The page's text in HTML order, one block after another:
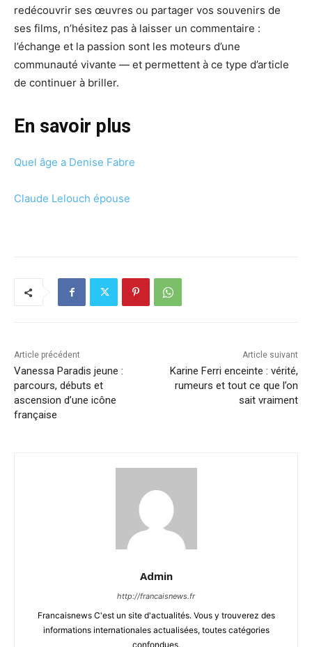
redécouvrir ses œuvres ou partager vos souvenirs de
ses films, n’hésitez pas à laisser un commentaire :
l’échange et la passion sont les moteurs d’une
communauté vivante — et permettent à ce type d’article
de continuer à briller.
En savoir plus
Quel âge a Denise Fabre
Claude Lelouch épouse
Article précédent
Vanessa Paradis jeune :
parcours, débuts et
ascension d’une icône
française
Article suivant
Karine Ferri enceinte : vérité,
rumeurs et tout ce que l’on
sait vraiment
Admin
http://francaisnews.fr
Francaisnews C'est un site d'actualités. Vous y trouverez des
informations internationales actualisées, toutes catégories
confondues.